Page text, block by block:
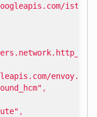
,
,